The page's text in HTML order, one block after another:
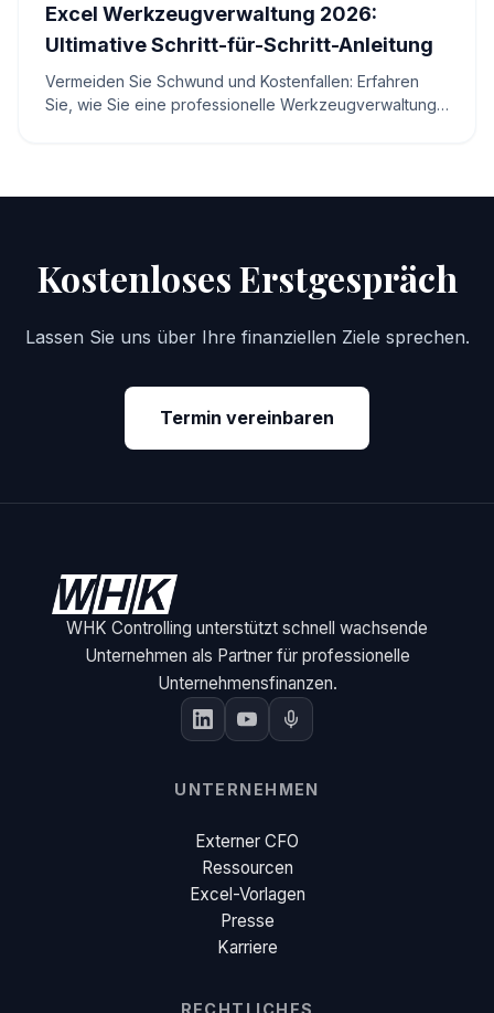
Excel Werkzeugverwaltung 2026:
Ultimative Schritt-für-Schritt-Anleitung
Vermeiden Sie Schwund und Kostenfallen: Erfahren
Sie, wie Sie eine professionelle Werkzeugverwaltung
Kostenloses Erstgespräch
Lassen Sie uns über Ihre finanziellen Ziele sprechen.
Termin vereinbaren
WHK Controlling unterstützt schnell wachsende
Unternehmen als Partner für professionelle
Unternehmensfinanzen.
UNTERNEHMEN
Externer CFO
Ressourcen
Excel-Vorlagen
Presse
Karriere
RECHTLICHES